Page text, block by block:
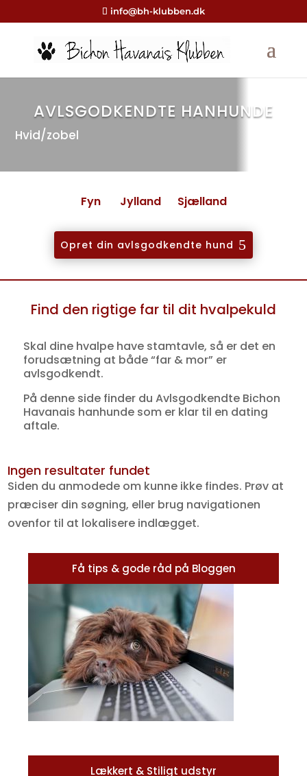
info@bh-klubben.dk
AVLSGODKENDTE HANHUNDE
Hvid/zobel
Fyn Jylland Sjælland
Opret din avlsgodkendte hund
Find den rigtige far til dit hvalpekuld
Skal dine hvalpe have stamtavle, så er det en
forudsætning at både “far & mor” er
avlsgodkendt.
På denne side finder du Avlsgodkendte Bichon
Havanais hanhunde som er klar til en dating
aftale.
Ingen resultater fundet
Siden du anmodede om kunne ikke findes. Prøv at
præciser din søgning, eller brug navigationen
ovenfor til at lokalisere indlægget.
Få tips & gode råd på Bloggen
Lækkert & Stiligt udstyr